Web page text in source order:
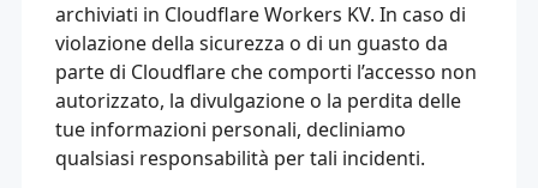
archiviati in Cloudflare Workers KV. In caso di
violazione della sicurezza o di un guasto da
parte di Cloudflare che comporti l’accesso non
autorizzato, la divulgazione o la perdita delle
tue informazioni personali, decliniamo
qualsiasi responsabilità per tali incidenti.